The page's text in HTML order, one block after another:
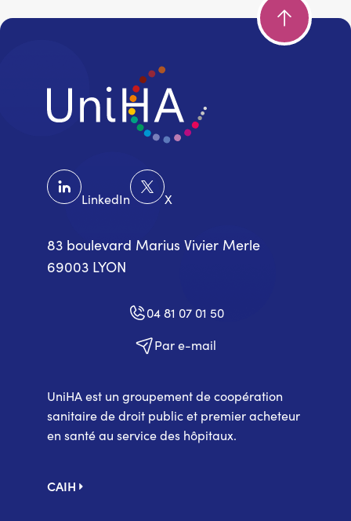
LinkedIn X
83 boulevard Marius Vivier Merle
69003 LYON
04 81 07 01 50
Par e-mail
UniHA est un groupement de coopération
sanitaire de droit public et premier acheteur
en santé au service des hôpitaux.
de
CAIH